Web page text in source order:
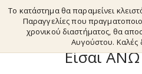
Είσαι
Το κατάστημα θα παραμείνει
Παραγγελίες που
χρονικού διαστήματος, θα
Αυγούστου. Καλές